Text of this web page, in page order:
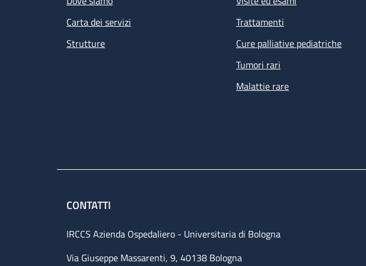
visita infettivologica
visita nefrologica
counselling
esami
tampone anale per
ECG
dei percorsi
Carta dei servizi
Strutture
Trattamenti
Cure palliative pediatriche
Tumori rari
Malattie rare
CONTATTI
IRCCS Azienda Ospedaliero - Universitaria di Bologna
Via Giuseppe Massarenti, 9, 40138 Bologna